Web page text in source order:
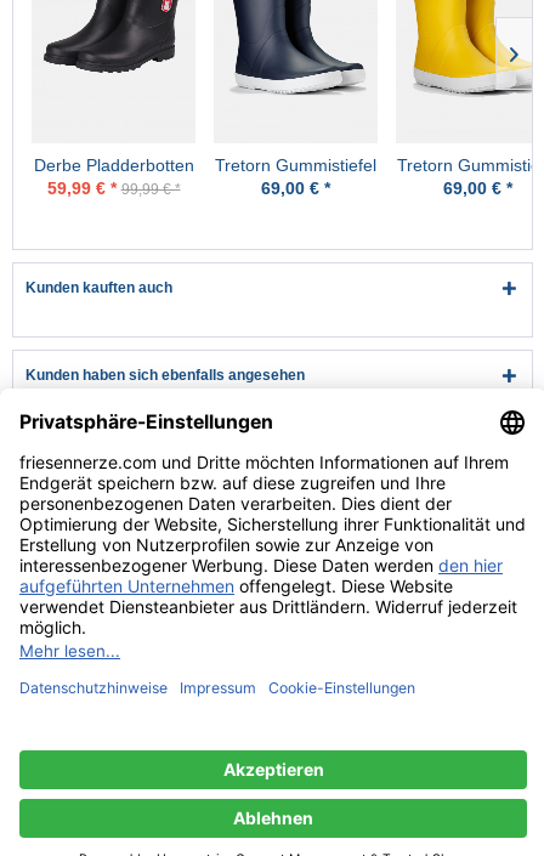
Derbe Pladderbotten
Pelz Schwarz Herren
59,99 € * 99,99 € *
Tretorn Gummistiefel
Wings Unisex Blue
69,00 € *
Tretorn
Wings Unisex
69,00 € *
Kunden kauften auch
Kunden haben sich ebenfalls angesehen
Kundenservice
Hilfe & Infos
Rechtliches
* Alle Preise verstehen sich inkl. Mehrwertsteuer und zzgl.Versandkosten
** Niedrigster Gesamtpreis der letzten 30 Tage vor der Preisermäßigung.
Versandkosten Lieferzeiten Zahlungsarten Rücksendung
Kontakt Impressum